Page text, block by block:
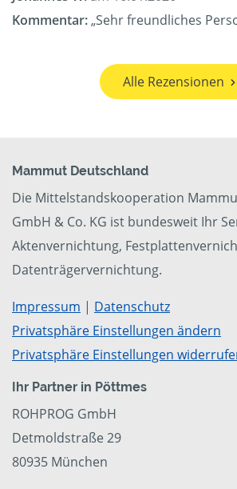
Kommentar:„Sehr freundliches
Alle Rezensionen
Mammut Deutschland
Die Mittelstandskooperation
GmbH & Co. KG ist bundesweit Ihr
Aktenvernichtung,
Datenträgervernichtung.
Impressum | Datenschutz
Privatsphäre Einstellungen ändern
Privatsphäre Einstellungen
Ihr Partner in Pöttmes
ROHPROG GmbH
Detmoldstraße 29
80935 München